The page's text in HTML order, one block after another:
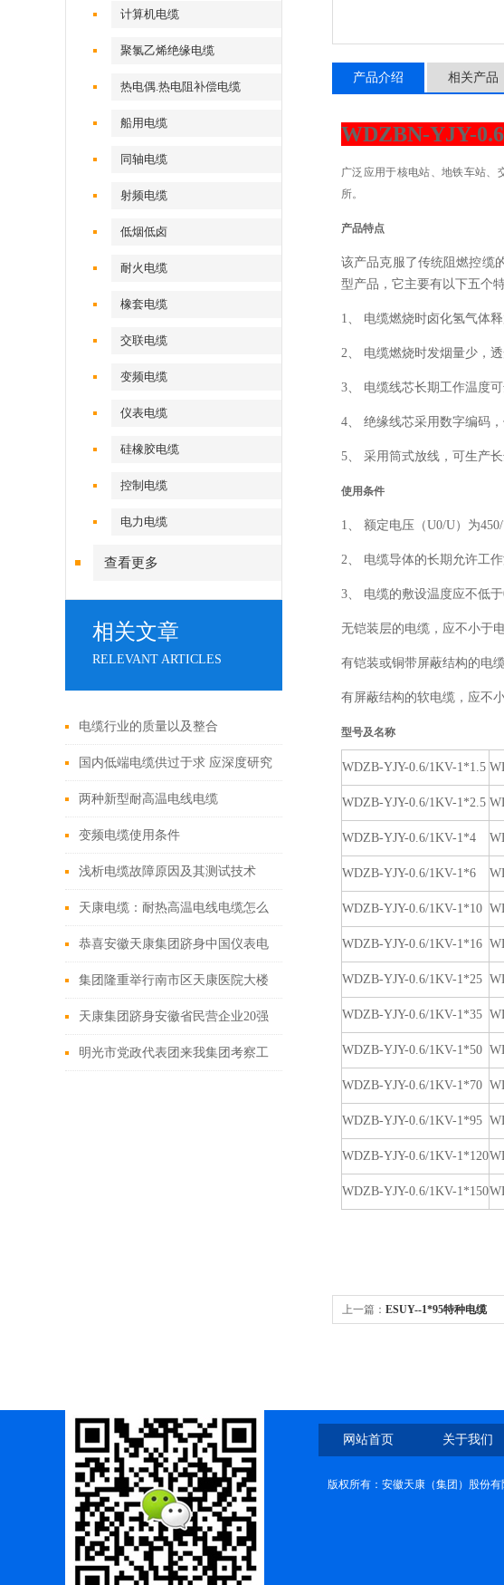
计算机电缆
聚氯乙烯绝缘电缆
热电偶.热电阻补偿电缆
船用电缆
同轴电缆
射频电缆
低烟低卤
耐火电缆
橡套电缆
交联电缆
变频电缆
仪表电缆
硅橡胶电缆
控制电缆
电力电缆
查看更多
相关文章
RELEVANT ARTICLES
电缆行业的质量以及整合
国内低端电缆供过于求 应深度研究
特种电缆
两种新型耐高温电线电缆
变频电缆使用条件
浅析电缆故障原因及其测试技术
天康电缆：耐热高温电线电缆怎么
选择?
恭喜安徽天康集团跻身中国仪表电
缆50强
集团隆重举行南市区天康医院大楼
封顶仪式
天康集团跻身安徽省民营企业20强
明光市党政代表团来我集团考察工
产品介绍 相关产品
WDZBN-YJY-
广泛应用于核电站、地铁车站、
所。
产品特点
该产品克服了传统阻燃控缆
型产品，它主要有以下五个特
1、 电缆燃烧时卤化氢气体释
2、 电缆燃烧时发烟量少，透
3、 电缆线芯长期工作温度
4、 绝缘线芯采用数字编码
5、 采用筒式放线，可生产
使用条件
1、 额定电压（U0/U）为450/
2、 电缆导体的长期允许工
3、 电缆的敷设温度应不低于
无铠装层的电缆，应不小于
有铠装或铜带屏蔽结构的电
有屏蔽结构的软电缆，应不
型号及名称
WDZB-YJY-0.6/1KV-1*1.5
WDZB-YJY-0.6/1KV-1*2.5
WDZB-YJY-0.6/1KV-1*4
WDZB-YJY-0.6/1KV-1*6
WDZB-YJY-0.6/1KV-1*10
WDZB-YJY-0.6/1KV-1*16
WDZB-YJY-0.6/1KV-1*25
WDZB-YJY-0.6/1KV-1*35
WDZB-YJY-0.6/1KV-1*50
WDZB-YJY-0.6/1KV-1*70
WDZB-YJY-0.6/1KV-1*95
WDZB-YJY-0.6/1KV-1*120
WDZB-YJY-0.6/1KV-1*150
上一篇： ESUY--1*95特种电缆
网站首页 关于我们
版权所有：安徽天康（集团）股份有